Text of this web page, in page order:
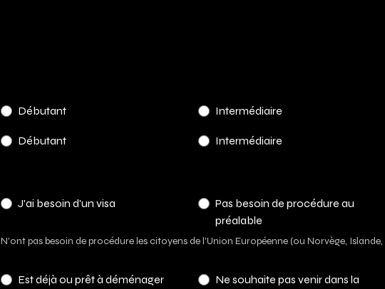
Débutant Intermédiaire
Débutant Intermédiaire
J'ai besoin d'un visa
Pas besoin de procédure au
préalable
N'ont pas besoin de procédure les citoyens de l'Union Européenne (ou Norvège,
Est déjà ou prêt à déménager
Ne souhaite pas venir dans la